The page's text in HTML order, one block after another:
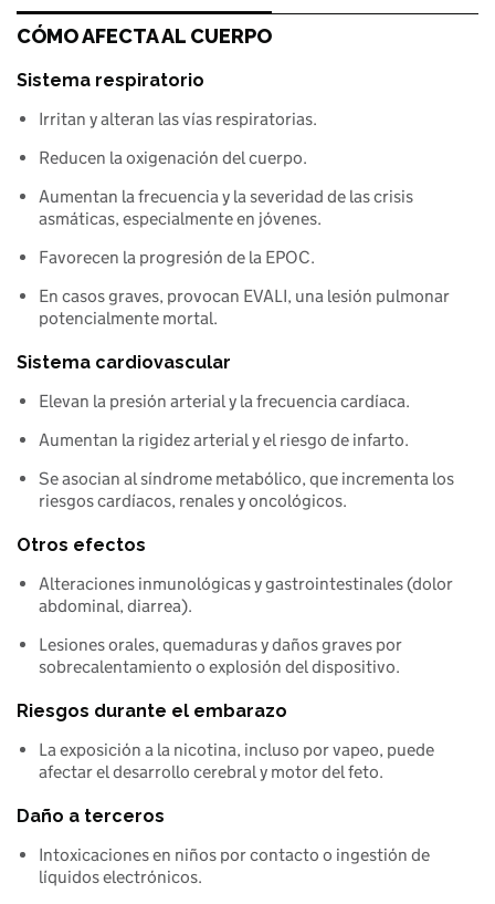
CÓMO AFECTA AL CUERPO
Sistema respiratorio
Irritan y alteran las vías respiratorias.
Reducen la oxigenación del cuerpo.
Aumentan la frecuencia y la severidad de las crisis
asmáticas, especialmente en jóvenes.
Favorecen la progresión de la EPOC.
En casos graves, provocan EVALI, una lesión pulmonar
potencialmente mortal.
Sistema cardiovascular
Elevan la presión arterial y la frecuencia cardíaca.
Aumentan la rigidez arterial y el riesgo de infarto.
Se asocian al síndrome metabólico, que incrementa los
riesgos cardíacos, renales y oncológicos.
Otros efectos
Alteraciones inmunológicas y gastrointestinales (dolor
abdominal, diarrea).
Lesiones orales, quemaduras y daños graves por
sobrecalentamiento o explosión del dispositivo.
Riesgos durante el embarazo
La exposición a la nicotina, incluso por vapeo, puede
afectar el desarrollo cerebral y motor del feto.
Daño a terceros
Intoxicaciones en niños por contacto o ingestión de
líquidos electrónicos.